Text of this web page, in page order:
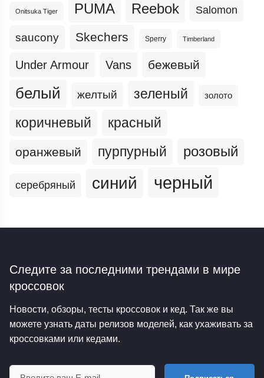
Onitsuka Tiger PUMA Reebok Salomon
saucony Skechers Sperry Timberland
Under Armour Vans бежевый
белый желтый зеленый золото
коричневый красный
оранжевый пурпурный розовый
серебряный синий черный
Следите за последними трендами в мире
кроссовок
Новости, обзоры, тесты кроссовок и кед. Так же вы
можете узнать даты релизов моделей, как ухаживать за
кроссовками или кедами.